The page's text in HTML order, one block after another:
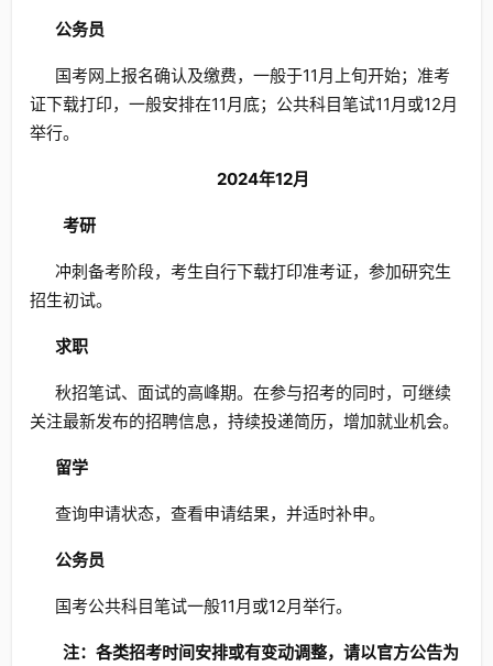
公务员
国考网上报名确认及缴费，一般于11月上旬开始；准考
证下载打印，一般安排在11月底；公共科目笔试11月或12月
举行。
2024年12月
考研
冲刺备考阶段，考生自行下载打印准考证，参加研究生
招生初试。
求职
秋招笔试、面试的高峰期。在参与招考的同时，可继续
关注最新发布的招聘信息，持续投递简历，增加就业机会。
留学
查询申请状态，查看申请结果，并适时补申。
公务员
国考公共科目笔试一般11月或12月举行。
注：各类招考时间安排或有变动调整，请以官方公告为